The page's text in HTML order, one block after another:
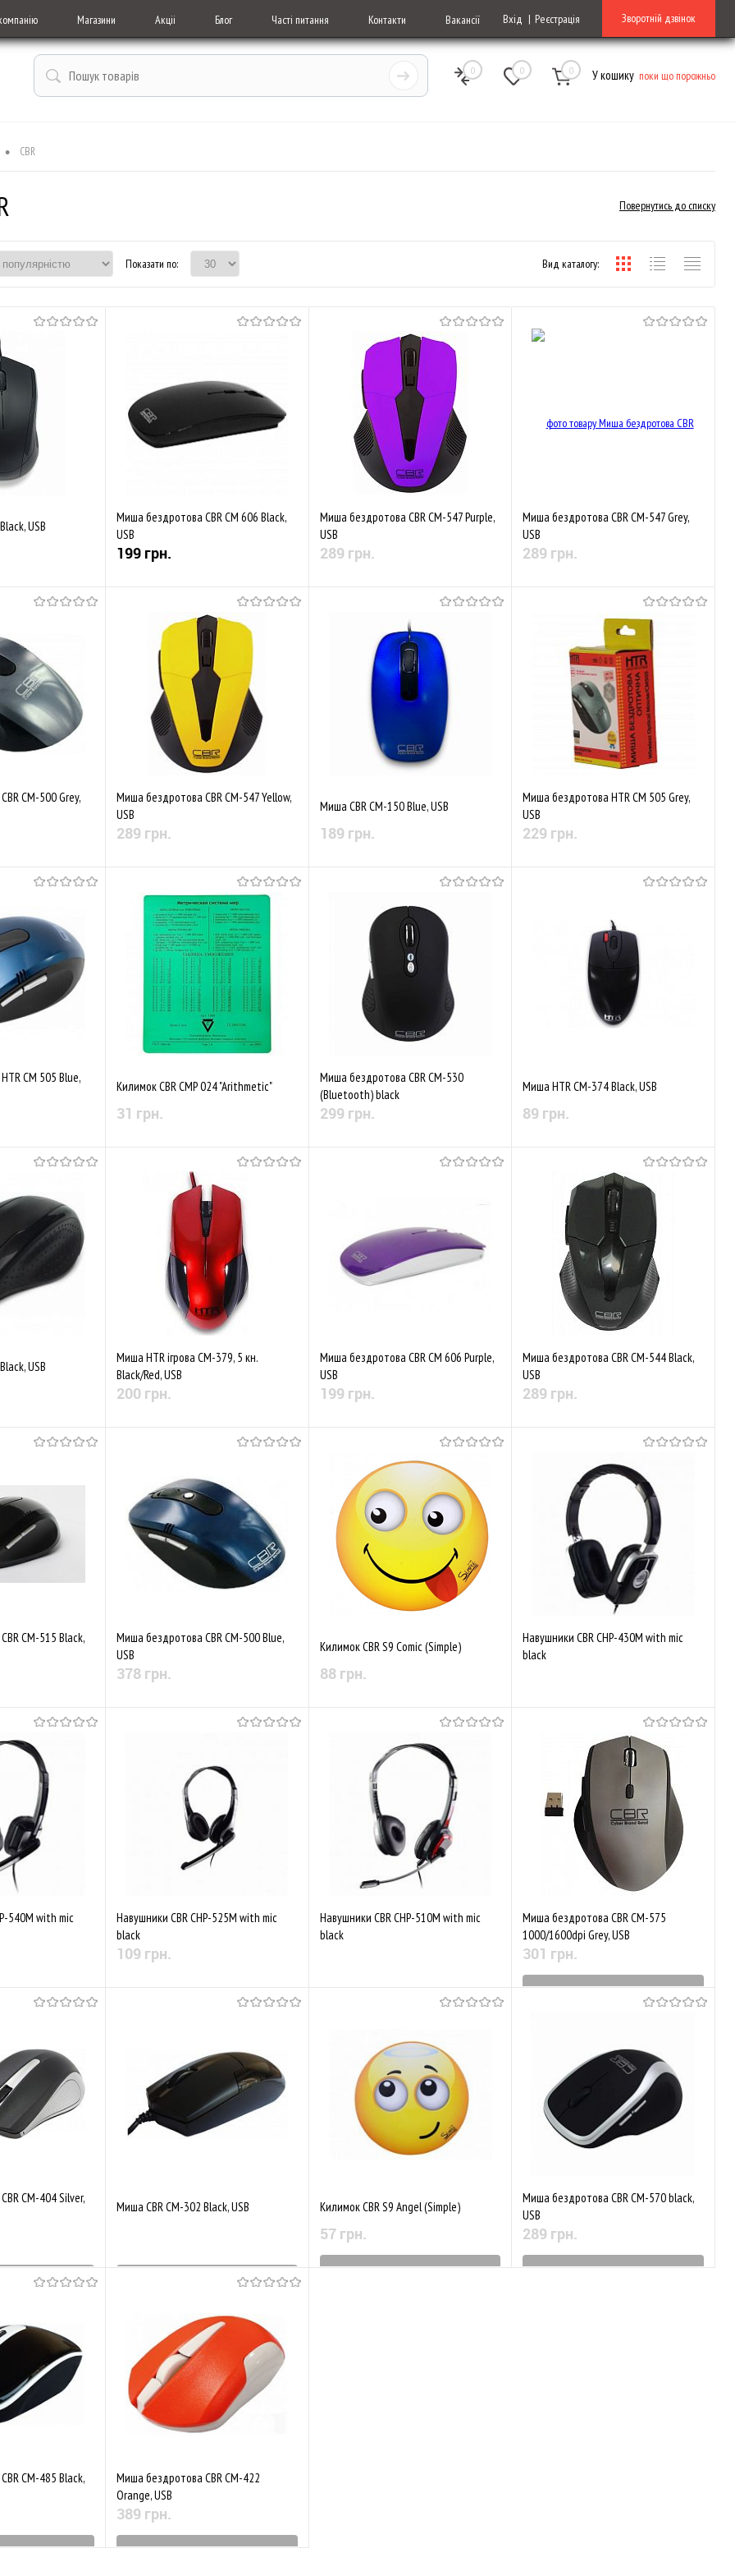
Магазини Акціі Блог Часті питання Контакти Вакансії Вхід Реєстрація Зворотній дзвінок
0 0 0 У кошику поки що порожньо
• CBR
Повернутись до списку
Показати по: Вид каталогу:
USB
Порівняти
Миша бездротова CBR CM 606 Black,
USB
199 грн.
Купити
До обраного
В наявності
Миша бездротова CBR CM-547 Purple,
USB
289 грн.
Немає в наявності
До обраного Порівняти
Миша бездротова CBR CM-547 Grey,
USB
289 грн.
Немає в наявності
До обраного Порівняти
CM-500 Grey,
Порівняти
Миша бездротова CBR CM-547 Yellow,
USB
289 грн.
Немає в наявності
До обраного Порівняти
Миша CBR CM-150 Blue, USB
189 грн.
Немає в наявності
До обраного Порівняти
Миша бездротова HTR CM 505 Grey,
USB
229 грн.
Немає в наявності
До обраного
CM 505 Blue,
Порівняти
Килимок CBR CMP 024 "Arithmetic"
31 грн.
Немає в наявності
До обраного Порівняти
Миша бездротова CBR CM-530
(Bluetooth) black
299 грн.
Немає в наявності
Миша HTR CM-374 Black, USB
89 грн.
Немає в наявності
До обраного Порівняти
USB
Миша HTR ігрова CM-379, 5 кн.
Black/Red, USB
200 грн.
Немає в наявності
До обраного Порівняти
Миша бездротова CBR CM 606 Purple,
USB
199 грн.
Немає в наявності
До обраного Порівняти
Миша бездротова CBR CM-544 Black,
USB
289 грн.
Немає в наявності
До обраного Порівняти
CM-515 Black,
Порівняти
Миша бездротова CBR CM-500 Blue,
USB
378 грн.
Немає в наявності
Килимок CBR S9 Comic (Simple)
88 грн.
Немає в наявності
До обраного Порівняти
Навушники CBR CHP-430M with mic
black
Немає в наявності
До обраного Порівняти
540M with mic
Порівняти
Навушники CBR CHP-525M with mic
black
109 грн.
Немає в наявності
Порівняти
Навушники CBR CHP-510M with mic
black
Немає в наявності
До обраного Порівняти
Миша бездротова CBR CM-575
1000/1600dpi Grey, USB
301 грн.
Знятий з виробництва
CM-404 Silver,
Порівняти
Миша CBR CM-302 Black, USB
Знятий з виробництва
До обраного Порівняти
Килимок CBR S9 Angel (Simple)
57 грн.
Миша бездротова CBR CM-570 black,
USB
289 грн.
CM-485 Black,
Миша бездротова CBR CM-422
Orange, USB
389 грн.